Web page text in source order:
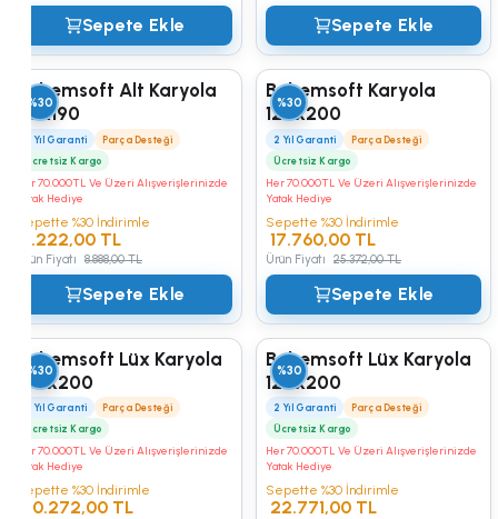
Sepete Ekle Sepete Ekle
Bohemsoft Alt Karyola
90x190
2 Yıl Garanti
Parça Desteği
Ücretsiz Kargo
Her 70.000TL Ve Üzeri Alışverişlerinizde
Yatak Hediye
%30
Sepette %30 İndirimle
6.222,00 TL
Ürün Fiyatı 8.888,00 TL
Sepete Ekle
Bohemsoft Karyola
120x200
2 Yıl Garanti
Parça Desteği
Ücretsiz Kargo
Her 70.000TL Ve Üzeri Alışverişlerinizde
Yatak Hediye
%30
Sepette %30 İndirimle
17.760,00 TL
Ürün Fiyatı 25.372,00 TL
Sepete Ekle
Bohemsoft Lüx Karyola
100x200
2 Yıl Garanti
Parça Desteği
Ücretsiz Kargo
Her 70.000TL Ve Üzeri Alışverişlerinizde
Yatak Hediye
%30
Sepette %30 İndirimle
20.272,00 TL
Bohemsoft Lüx Karyola
120x200
2 Yıl Garanti
Parça Desteği
Ücretsiz Kargo
Her 70.000TL Ve Üzeri Alışverişlerinizde
Yatak Hediye
%30
Sepette %30 İndirimle
22.771,00 TL